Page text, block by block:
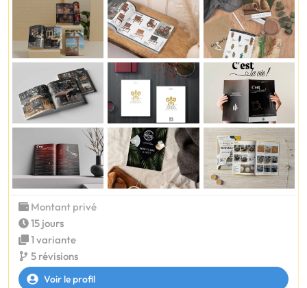
Montant privé
15 jours
1 variante
5 révisions
Voir le profil